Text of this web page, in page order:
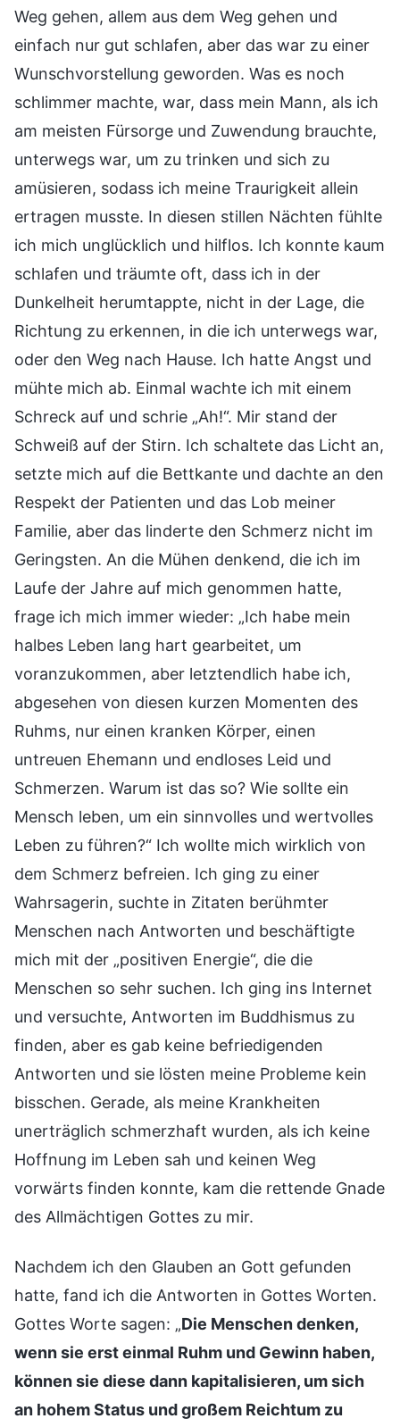
Weg gehen, allem aus dem Weg gehen und
einfach nur gut schlafen, aber das war zu einer
Wunschvorstellung geworden. Was es noch
schlimmer machte, war, dass mein Mann, als ich
am meisten Fürsorge und Zuwendung brauchte,
unterwegs war, um zu trinken und sich zu
amüsieren, sodass ich meine Traurigkeit allein
ertragen musste. In diesen stillen Nächten fühlte
ich mich unglücklich und hilflos. Ich konnte kaum
schlafen und träumte oft, dass ich in der
Dunkelheit herumtappte, nicht in der Lage, die
Richtung zu erkennen, in die ich unterwegs war,
oder den Weg nach Hause. Ich hatte Angst und
mühte mich ab. Einmal wachte ich mit einem
Schreck auf und schrie „Ah!“. Mir stand der
Schweiß auf der Stirn. Ich schaltete das Licht an,
setzte mich auf die Bettkante und dachte an den
Respekt der Patienten und das Lob meiner
Familie, aber das linderte den Schmerz nicht im
Geringsten. An die Mühen denkend, die ich im
Laufe der Jahre auf mich genommen hatte,
frage ich mich immer wieder: „Ich habe mein
halbes Leben lang hart gearbeitet, um
voranzukommen, aber letztendlich habe ich,
abgesehen von diesen kurzen Momenten des
Ruhms, nur einen kranken Körper, einen
untreuen Ehemann und endloses Leid und
Schmerzen. Warum ist das so? Wie sollte ein
Mensch leben, um ein sinnvolles und wertvolles
Leben zu führen?“ Ich wollte mich wirklich von
dem Schmerz befreien. Ich ging zu einer
Wahrsagerin, suchte in Zitaten berühmter
Menschen nach Antworten und beschäftigte
mich mit der „positiven Energie“, die die
Menschen so sehr suchen. Ich ging ins Internet
und versuchte, Antworten im Buddhismus zu
finden, aber es gab keine befriedigenden
Antworten und sie lösten meine Probleme kein
bisschen. Gerade, als meine Krankheiten
unerträglich schmerzhaft wurden, als ich keine
Hoffnung im Leben sah und keinen Weg
vorwärts finden konnte, kam die rettende Gnade
des Allmächtigen Gottes zu mir.
Nachdem ich den Glauben an Gott gefunden
hatte, fand ich die Antworten in Gottes Worten.
Gottes Worte sagen: „Die Menschen denken,
wenn sie erst einmal Ruhm und Gewinn haben,
können sie diese dann kapitalisieren, um sich
an hohem Status und großem Reichtum zu